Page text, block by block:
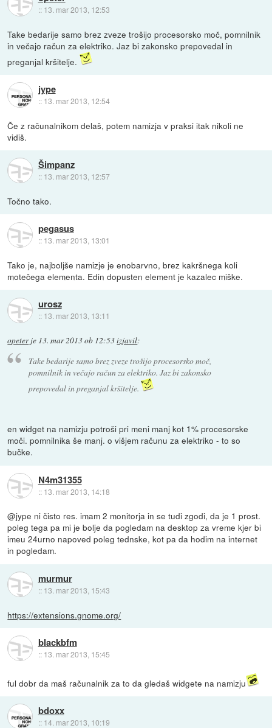
:: 13. mar 2013, 12:53
Take bedarije samo brez zveze trošijo procesorsko moč, pomnilnik
in večajo račun za elektriko. Jaz bi zakonsko prepovedal in
preganjal kršitelje.
jype
:: 13. mar 2013, 12:54
Če z računalnikom delaš, potem namizja v praksi itak nikoli ne
vidiš.
Šimpanz
:: 13. mar 2013, 12:57
Točno tako.
pegasus
:: 13. mar 2013, 13:01
Tako je, najboljše namizje je enobarvno, brez kakršnega koli
motečega elementa. Edin dopusten element je kazalec miške.
urosz
:: 13. mar 2013, 13:11
opeterje 13. mar 2013 ob 12:53izjavil:
Take bedarije samo brez zveze trošijo procesorsko moč,
pomnilnik in večajo račun za elektriko. Jaz bi zakonsko
prepovedal in preganjal kršitelje.
en widget na namizju potroši pri meni manj kot 1% procesorske
moči. pomnilnika še manj. o višjem računu za elektriko - to so
bučke.
N4m31355
:: 13. mar 2013, 14:18
@jype ni čisto res. imam 2 monitorja in se tudi zgodi, da je 1 prost.
poleg tega pa mi je bolje da pogledam na desktop za vreme kjer bi
imeu 24urno napoved poleg tednske, kot pa da hodim na internet
in pogledam.
murmur
:: 13. mar 2013, 15:43
https://extensions.gnome.org/
blackbfm
:: 13. mar 2013, 15:45
ful dobr da maš računalnik za to da gledaš widgete na namizju
bdoxx
:: 14. mar 2013, 10:19